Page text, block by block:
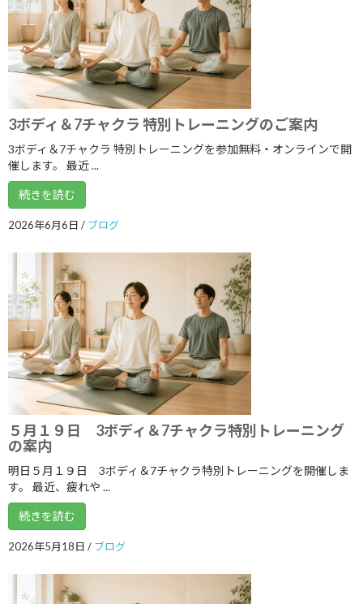
2021年1月
2020年12月
2020年11月
2020年10月
2020年8月
2020年7月
2020年6月
2020年5月
2020年4月
2020年3月
2020年2月
2020年1月
2019年12月
2019年11月
2019年9月
2019年8月
2019年7月
3ボディ＆7チャクラ 特別トレーニングのご案内
3ボディ＆7チャクラ 特別トレーニングを参加無料・オンラインで開
催します。 最近 ...
続きを読む
2026年6月6日 / ブログ
５月１９日 3ボディ＆7チャクラ特別トレーニング
の案内
明日５月１９日 3ボディ＆7チャクラ特別トレーニングを開催しま
す。 最近、疲れや ...
続きを読む
2026年5月18日 / ブログ